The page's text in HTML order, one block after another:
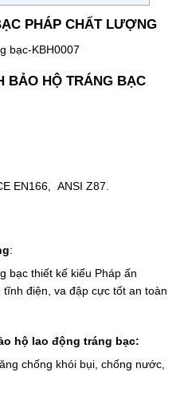
PHÁP CHẤT LƯỢNG
BẢO HỘ TRÁNG BẠC
EN166, ANSI Z87.
:
bạc thiết kế kiểu Pháp ấn
điện, va đập cực tốt an toàn
hộ lao động tráng bạc:
chống khói bụi, chống nước,